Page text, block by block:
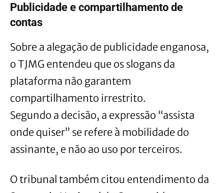
Publicidade e compartilhamento de
contas
Sobre a alegação de publicidade enganosa,
o TJMG entendeu que os slogans da
plataforma não garantem
compartilhamento irrestrito.
Segundo a decisão, a expressão “assista
onde quiser” se refere à mobilidade do
assinante, e não ao uso por terceiros.
O tribunal também citou entendimento da